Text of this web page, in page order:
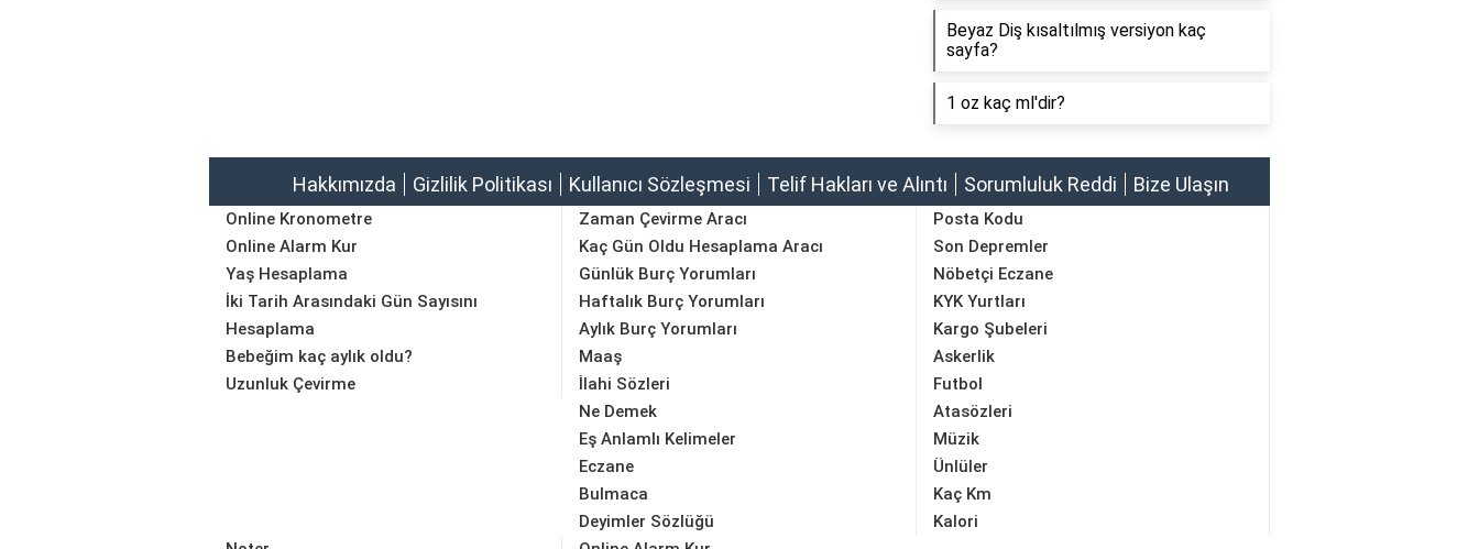
Beyaz Diş kısaltılmış versiyon kaç
sayfa?
1 oz kaç ml'dir?
Hakkımızda Gizlilik Politikası Kullanıcı Sözleşmesi Telif Hakları ve Alıntı Sorumluluk Reddi Bize Ulaşın
Online Kronometre
Online Alarm Kur
Yaş Hesaplama
İki Tarih Arasındaki Gün Sayısını
Hesaplama
Bebeğim kaç aylık oldu?
Uzunluk Çevirme
Zaman Çevirme Aracı
Kaç Gün Oldu Hesaplama Aracı
Günlük Burç Yorumları
Haftalık Burç Yorumları
Aylık Burç Yorumları
Maaş
Posta Kodu
Son Depremler
Nöbetçi Eczane
KYK Yurtları
Kargo Şubeleri
Askerlik
İlahi Sözleri
Ne Demek
Eş Anlamlı Kelimeler
Eczane
Bulmaca
Deyimler Sözlüğü
Futbol
Atasözleri
Müzik
Ünlüler
Kaç Km
Kalori